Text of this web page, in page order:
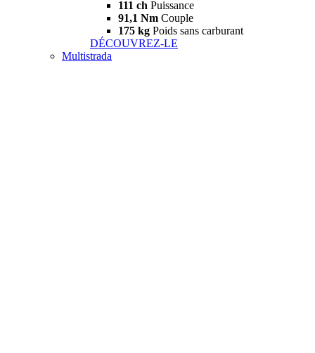
111 ch Puissance
91,1 Nm Couple
175 kg Poids sans carburant
DÉCOUVREZ-LE
Multistrada